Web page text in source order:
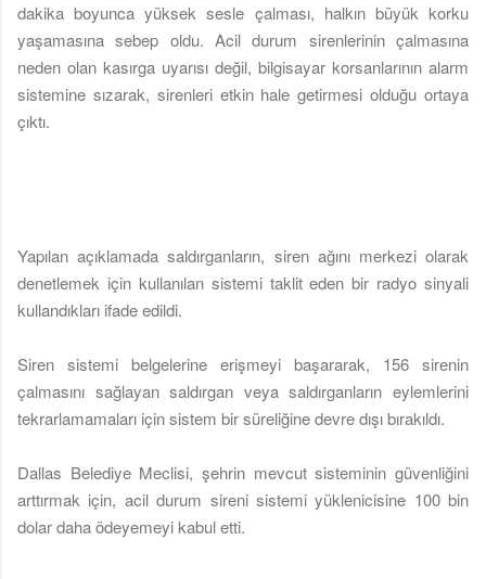
dakika boyunca yüksek sesle çalması, halkın büyük korku
yaşamasına sebep oldu. Acil durum sirenlerinin çalmasına
neden olan kasırga uyarısı değil, bilgisayar korsanlarının alarm
sistemine sızarak, sirenleri etkin hale getirmesi olduğu ortaya
çıktı.
Yapılan açıklamada saldırganların, siren ağını merkezi olarak
denetlemek için kullanılan sistemi taklit eden bir radyo sinyali
kullandıkları ifade edildi.
Siren sistemi belgelerine erişmeyi başararak, 156 sirenin
çalmasını sağlayan saldırgan veya saldırganların eylemlerini
tekrarlamamaları için sistem bir süreliğine devre dışı bırakıldı.
Dallas Belediye Meclisi, şehrin mevcut sisteminin güvenliğini
arttırmak için, acil durum sireni sistemi yüklenicisine 100 bin
dolar daha ödeyemeyi kabul etti.